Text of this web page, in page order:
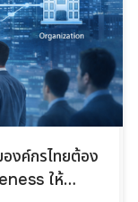
งค์กรไทยต้อง
ให้